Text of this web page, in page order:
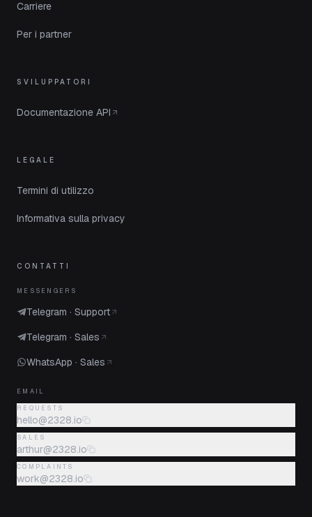
Carriere
Per i partner
SVILUPPATORI
Documentazione API
LEGALE
Termini di utilizzo
Informativa sulla privacy
CONTATTI
MESSENGERS
Telegram · Support
Telegram · Sales
WhatsApp · Sales
EMAIL
REQUESTS
hello@2328.io
SALES
arthur@2328.io
COMPLAINTS
work@2328.io